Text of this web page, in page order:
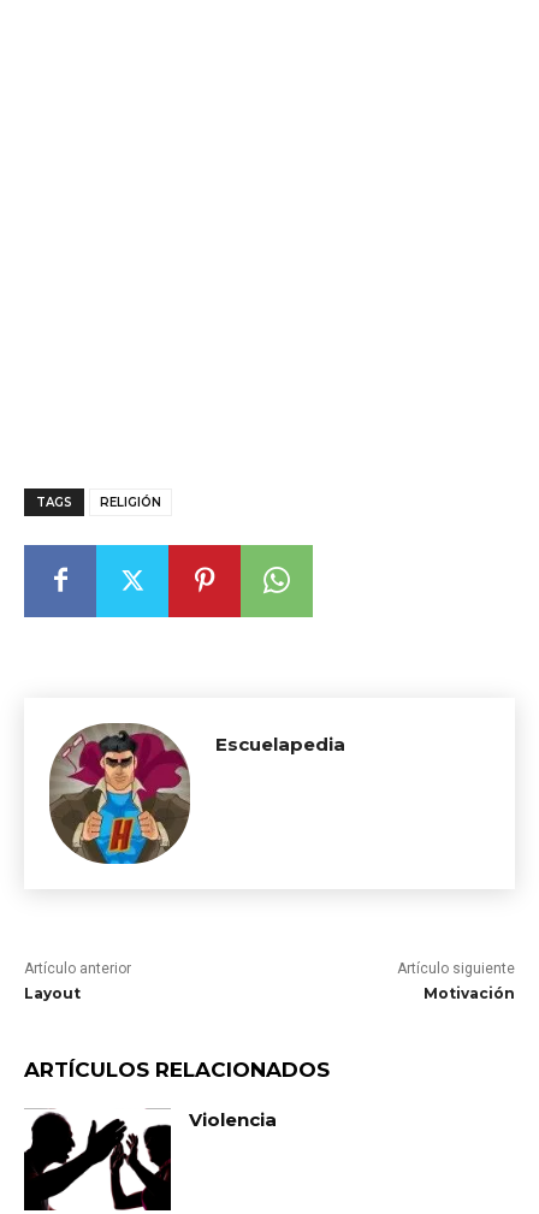
TAGS RELIGIÓN
Escuelapedia
Artículo anterior
Layout
Artículo siguiente
Motivación
ARTÍCULOS RELACIONADOS
Violencia